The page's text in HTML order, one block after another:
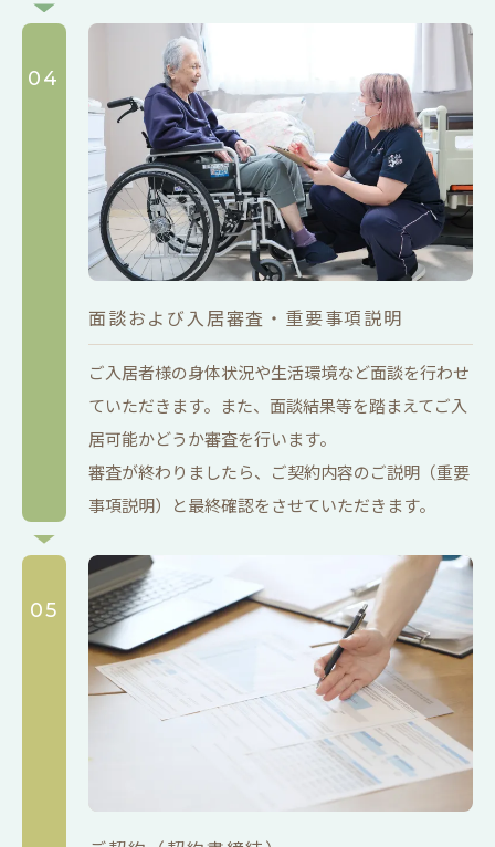
04
面談および入居審査・重要事項説明
ご入居者様の身体状況や生活環境など面談を行わせ
ていただきます。また、面談結果等を踏まえてご入
居可能かどうか審査を行います。
審査が終わりましたら、ご契約内容のご説明（重要
事項説明）と最終確認をさせていただきます。
05